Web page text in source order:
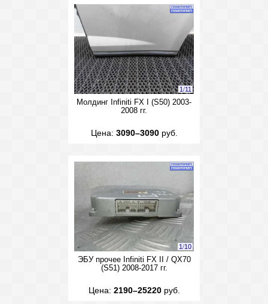
1/11
Молдинг Infiniti FX I (S50) 2003-
2008 гг.
Цена: 3090–3090руб.
1/10
ЭБУ прочее Infiniti FX II / QX70
(S51) 2008-2017 гг.
Цена: 2190–25220руб.